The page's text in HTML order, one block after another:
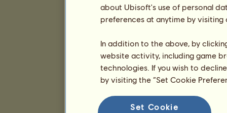
about Ubisoft's use of personal
preferences at anytime by
In addition to the above, by
website activity, including game
technologies. If you wish to
by visiting the “Set Cookie
Set Cookie